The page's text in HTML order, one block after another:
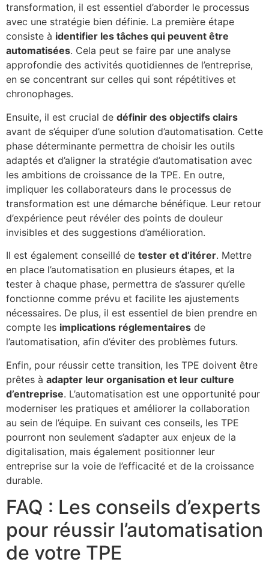
transformation, il est essentiel d’aborder le processus
avec une stratégie bien définie. La première étape
consiste à identifier les tâches qui peuvent être
automatisées. Cela peut se faire par une analyse
approfondie des activités quotidiennes de l’entreprise,
en se concentrant sur celles qui sont répétitives et
chronophages.
Ensuite, il est crucial de définir des objectifs clairs
avant de s’équiper d’une solution d’automatisation. Cette
phase déterminante permettra de choisir les outils
adaptés et d’aligner la stratégie d’automatisation avec
les ambitions de croissance de la TPE. En outre,
impliquer les collaborateurs dans le processus de
transformation est une démarche bénéfique. Leur retour
d’expérience peut révéler des points de douleur
invisibles et des suggestions d’amélioration.
Il est également conseillé de tester et d’itérer. Mettre
en place l’automatisation en plusieurs étapes, et la
tester à chaque phase, permettra de s’assurer qu’elle
fonctionne comme prévu et facilite les ajustements
nécessaires. De plus, il est essentiel de bien prendre en
compte les implications réglementaires de
l’automatisation, afin d’éviter des problèmes futurs.
Enfin, pour réussir cette transition, les TPE doivent être
prêtes à adapter leur organisation et leur culture
d’entreprise. L’automatisation est une opportunité pour
moderniser les pratiques et améliorer la collaboration
au sein de l’équipe. En suivant ces conseils, les TPE
pourront non seulement s’adapter aux enjeux de la
digitalisation, mais également positionner leur
entreprise sur la voie de l’efficacité et de la croissance
durable.
FAQ : Les conseils d’experts
pour réussir l’automatisation
de votre TPE